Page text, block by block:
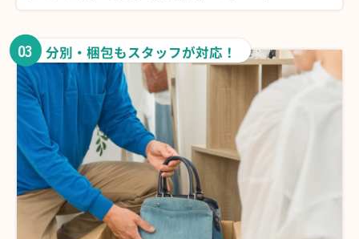
03 分別・梱包もスタッフが対応！